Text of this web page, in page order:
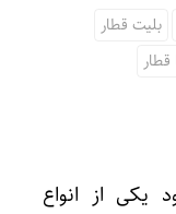
بلیت قطار
از انواع